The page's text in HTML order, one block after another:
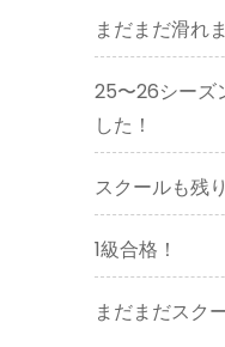
まだまだ滑れ
25〜26シーズ
した！
スクールも残
1級合格！
まだまだスク